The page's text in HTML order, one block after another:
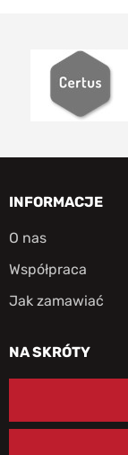
INFORMACJE
O nas
Współpraca
Jak zamawiać
NA SKRÓTY